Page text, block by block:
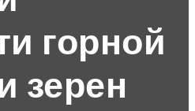
горной
зерен